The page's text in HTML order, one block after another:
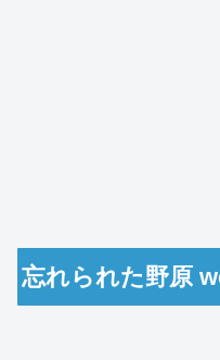
忘れられた野原